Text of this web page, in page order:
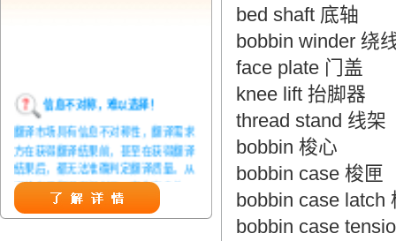
信息不对称，难以选择！
翻译市场具有信息不对称性，翻译需求
方在获得翻译结果前，甚至在获得翻译
结果后，都无法准确判定翻译质量。从
而给劣质翻译者提供了一定生存条件，
造成翻译市场鱼龙混杂，难以选择。
bed shaft 底轴
bobbin winder 绕
face plate 门盖
knee lift 抬脚器
thread stand 线架
bobbin 梭心
bobbin case 梭匣
bobbin case latch
bobbin case